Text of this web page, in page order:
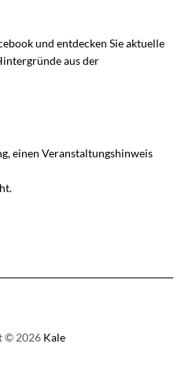
und entdecken Sie aktuelle
aus der
einen Veranstaltungshinweis
© 2026 Kale